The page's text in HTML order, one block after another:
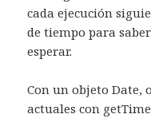
cada ejecución
de tiempo para
esperar.
Con un objeto Date,
actuales con